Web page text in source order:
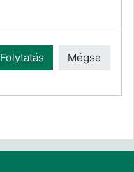
Folytatás Mégse